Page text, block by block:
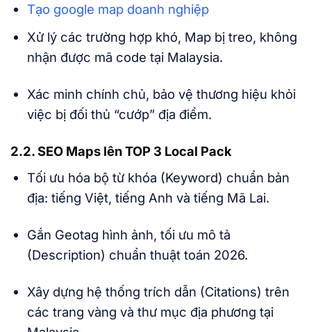
Tạo google map doanh nghiệp
Xử lý các trường hợp khó, Map bị treo, không
nhận được mã code tại Malaysia.
Xác minh chính chủ, bảo vệ thương hiệu khỏi
việc bị đối thủ “cướp” địa điểm.
2.2. SEO Maps lên TOP 3 Local Pack
Tối ưu hóa bộ từ khóa (Keyword) chuẩn bản
địa: tiếng Việt, tiếng Anh và tiếng Mã Lai.
Gắn Geotag hình ảnh, tối ưu mô tả
(Description) chuẩn thuật toán 2026.
Xây dựng hệ thống trích dẫn (Citations) trên
các trang vàng và thư mục địa phương tại